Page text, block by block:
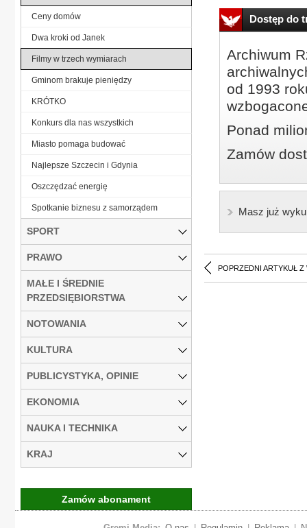
Dostęp do
Archiwum
od 1993
Ponad
Zamów
Masz już
POPRZEDNI ARTYKUŁ Z
Ceny domów
Dwa kroki od Janek
Filmy w trzech wymiarach
Gminom brakuje pieniędzy
KRÓTKO
Konkurs dla nas wszystkich
Miasto pomaga budować
Najlepsze Szczecin i Gdynia
Oszczędzać energię
Spotkanie biznesu z samorządem
SPORT
PRAWO
MAŁE I ŚREDNIE
PRZEDSIĘBIORSTWA
NOTOWANIA
KULTURA
PUBLICYSTYKA, OPINIE
EKONOMIA
NAUKA I TECHNIKA
KRAJ
Zamów abonament